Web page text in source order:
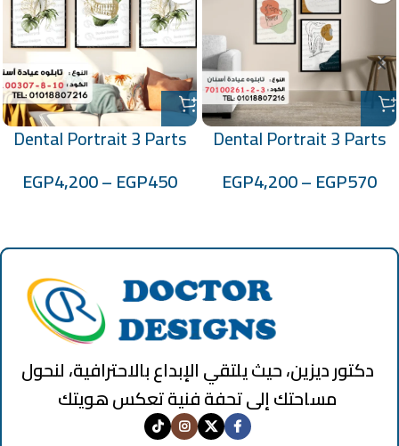
Dental Portrait 3 Parts
EGP570
–
EGP4,200
Dental Portrait 3 Parts
EGP450
–
EGP4,200
دكتور ديزين، حيث يلتقي الإبداع بالاحترافية، لنحول
مساحتك إلى تحفة فنية تعكس هويتك